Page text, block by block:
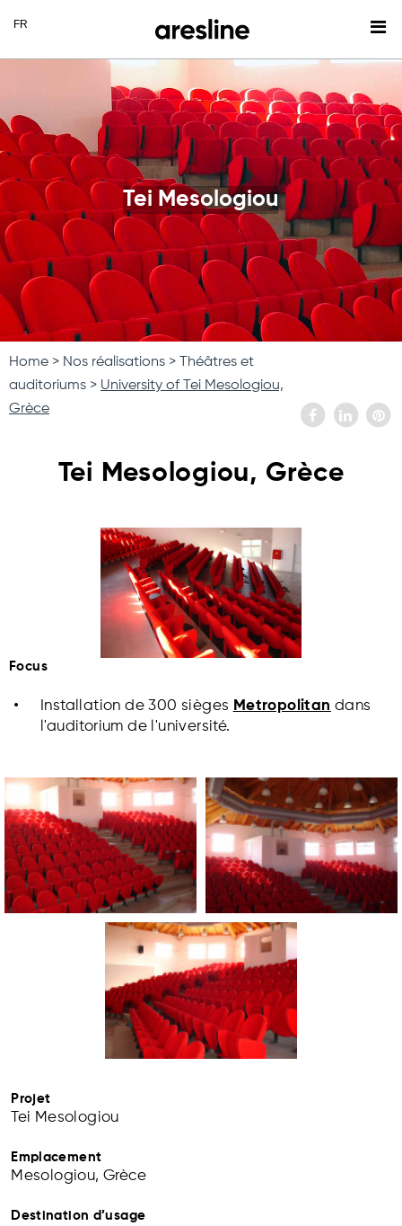
Tei Mesologiou
Home Nos réalisations
Théâtres et
auditoriums
University of Tei Mesologiou,
Grèce
Tei Mesologiou, Grèce
Focus
Installation de 300 sièges Metropolitan dans
l'auditorium de l'université.
Projet
Tei Mesologiou
Emplacement
Mesologiou, Grèce
Destination d’usage